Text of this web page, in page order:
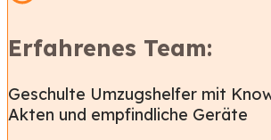
Erfahrenes Team:
Geschulte Umzugshelfer mit
Akten und empfindliche Geräte